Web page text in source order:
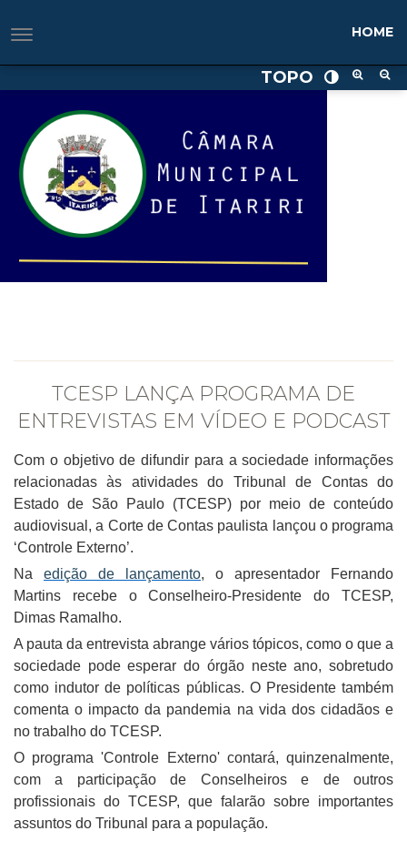
TOPO
HOME
HOME
TCESP LANÇA PROGRAMA DE
ENTREVISTAS EM VÍDEO E PODCAST
Com o objetivo de difundir para a sociedade informações
relacionadas às atividades do Tribunal de Contas do
Estado de São Paulo (TCESP) por meio de conteúdo
audiovisual, a Corte de Contas paulista lançou o programa
‘Controle Externo’.
Na edição de lançamento, o apresentador Fernando
Martins recebe o Conselheiro-Presidente do TCESP,
Dimas Ramalho.
A pauta da entrevista abrange vários tópicos, como o que a
sociedade pode esperar do órgão neste ano, sobretudo
como indutor de políticas públicas. O Presidente também
comenta o impacto da pandemia na vida dos cidadãos e
no trabalho do TCESP.
O programa 'Controle Externo' contará, quinzenalmente,
com a participação de Conselheiros e de outros
profissionais do TCESP, que falarão sobre importantes
assuntos do Tribunal para a população.